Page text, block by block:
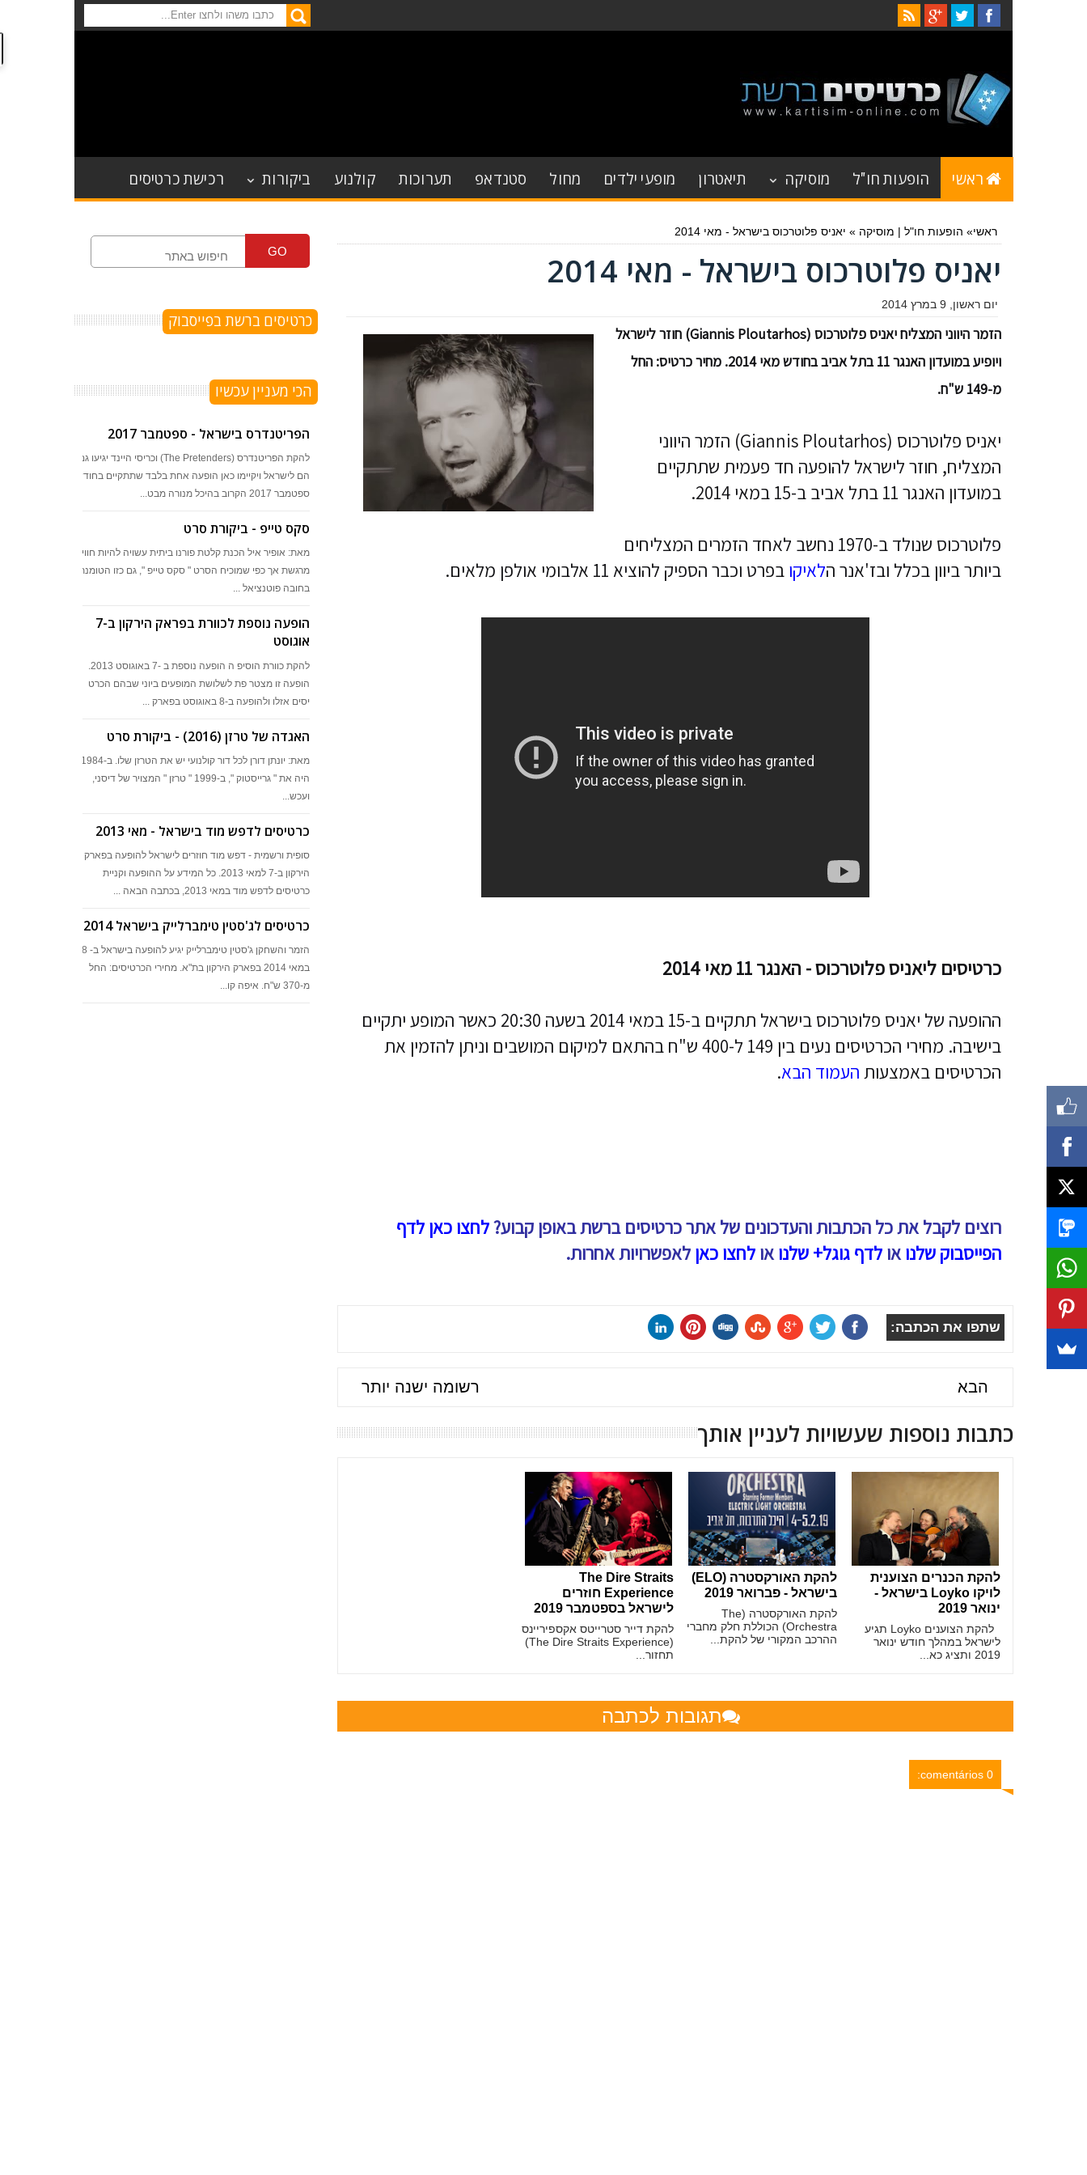
ראשי הופעות חו"ל מוסיקה תיאטרון מופעי ילדים מחול סטנדאפ תערוכות קולנוע ביקורות רכישת כרטיסים
ראשי» הופעות חו"ל | מוסיקה » יאניס פלוטרכוס בישראל - מאי 2014
יאניס פלוטרכוס בישראל - מאי 2014
יום ראשון, 9 במרץ 2014
הזמר היווני המצליח יאניס פלוטרכוס (Giannis Ploutarhos) חוזר לישראל
ויופיע במועדון האנגר 11 בתל אביב בחודש מאי 2014. מחיר כרטיס: החל
מ-149 ש"ח.
יאניס פלוטרכוס (Giannis Ploutarhos) הזמר היווני
המצליח, חוזר לישראל להופעה חד פעמית שתתקיים
במועדון האנגר 11 בתל אביב ב-15 במאי 2014.
פלוטרכוס שנולד ב-1970 נחשב לאחד הזמרים המצליחים
ביותר ביוון בכלל ובז'אנר הלאיקו בפרט וכבר הספיק להוציא 11 אלבומי אולפן מלאים.
כרטיסים ליאניס פלוטרכוס - האנגר 11 מאי 2014
ההופעה של יאניס פלוטרכוס בישראל תתקיים ב-15 במאי 2014 בשעה 20:30 כאשר המופע יתקיים
בישיבה. מחירי הכרטיסים נעים בין 149 ל-400 ש"ח בהתאם למיקום המושבים וניתן להזמין את
הכרטיסים באמצעות העמוד הבא.
רוצים לקבל את כל הכתבות והעדכונים של אתר כרטיסים ברשת באופן קבוע?לחצו כאן לדף
הפייסבוק שלנואולדף גוגל+ שלנואולחצו כאן לאפשרויות אחרות.
שתפו את הכתבה:
הבא רשומה ישנה יותר
כתבות נוספות שעשויות לעניין אותך
להקת הכנרים הצוענית
לויקו Loyko בישראל -
ינואר 2019
להקת הצוענים Loyko תגיע
לישראל במהלך חודש ינואר
2019 ותציג כא...
להקת האורקסטרה (ELO)
בישראל - פברואר 2019
להקת האורקסטרה (The
Orchestra) הכוללת חלק מחברי
ההרכב המקורי של להקת...
The Dire Straits
Experience חוזרים
לישראל בספטמבר 2019
להקת דייר סטרייטס אקספיריינס
(The Dire Straits Experience)
תחזור...
תגובות לכתבה
0 comentários:
GO
כרטיסים ברשת בפייסבוק
הכי מעניין עכשיו
הפריטנדרס בישראל - ספטמבר 2017
להקת הפריטנדרס (The Pretenders) וכריסי היינד יגיעו גם
הם לישראל ויקיימו כאן הופעה אחת בלבד שתתקיים בחודש
ספטמבר 2017 הקרוב בהיכל מנורה מבט...
סקס טייפ - ביקורת סרט
מאת: אופיר איל הכנת קלטת פורנו ביתית עשויה להיות חוויה
מרגשת אך כפי שמוכיח הסרט " סקס טייפ ", גם כזו הטומנת
בחובה פוטנציאל ...
הופעה נוספת לכוורת בפראק הירקון ב-7
אוגוסט
הופעה זו מצטר פת לשלושת המופעים ביוני שבהם הכרט
יסים אזלו ולהופעה ב-8 באוגוסט בפארק ...
האגדה של טרזן (2016) - ביקורת סרט
מאת: יונתן דורן לכל דור קולנועי יש את הטרזן שלו. ב-1984
היה את " גרייסטוק ", ב-1999 " טרזן " המצויר של דיסני,
ועכש...
כרטיסים לדפש מוד בישראל - מאי 2013
סופית ורשמית - דפש מוד חוזרים לישראל להופעה בפארק
הירקון ב-7 למאי 2013. כל המידע על ההופעה וקניית
כרטיסים לדפש מוד במאי 2013, בכתבה הבאה ...
כרטיסים לג'סטין טימברלייק בישראל 2014
הזמר והשחקן ג'סטין טימברלייק יגיע להופעה בישראל ב- 28
במאי 2014 בפארק הירקון בת"א. מחירי הכרטיסים: החל
מ-370 ש"ח. איפה קו...